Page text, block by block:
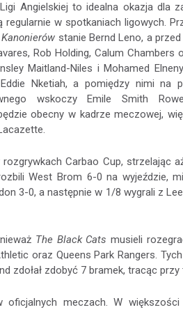
Angielskiej to idealna okazja dla
regularnie w spotkaniach ligowych.
Kanonierów stanie Bernd Leno, a
Rob Holding, Calum Chambers
Maitland-Niles i Mohamed
Nketiah, a pomiędzy nimi na
wskoczy Emile Smith
obecny w kadrze meczowej,
Carbao Cup, strzelając
West Brom 6-0 na wyjeździe,
3-0, a następnie w 1/8 wygrali z
The Black Cats musieli
oraz Queens Park Rangers.
zdołał zdobyć 7 bramek, tracąc przy
meczach. W większości